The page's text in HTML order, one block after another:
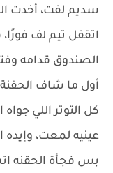
سديم لفت، أخدت
اتقفل تيم لف
الصندوق قدامه
أول ما شاف
كل التوتر اللي
عينيه لمعت، وإيده
بس فجأة الحقنه